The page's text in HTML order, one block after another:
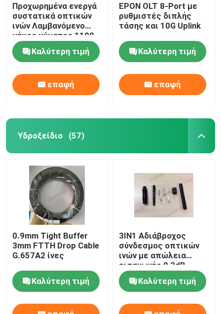
Προχωρημένα ενεργά
συστατικά οπτικών
ινών Λαμβανόμενο
μήκος κύματος 1100-
1600nm 1550nm
CTB≥65dB Μέσα στην
ζώνη επίπεδα ±1dB
47-1006 MHz
Καλύτερη τιμή
επαφή
EPON OLT 8-Port με
ρυθμιστές διπλής
τάσης και 10G Uplink
Καλύτερη τιμή
επαφή
Υδροξείδιο (57)
0.9mm Tight Buffer
3mm FTTH Drop Cable
G.657A2 ίνες
Καλύτερη τιμή
3IN1 Αδιάβροχος
σύνδεσμος οπτικών
ινών με απώλεια
εισαγωγής 0,3dB
Καλύτερη τιμή